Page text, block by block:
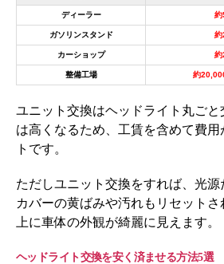
ディーラー 約
ガソリンスタンド 約
カーショップ 約
整備工場 約
ユニット交換はヘッドライト丸ご
は高くなるため、工賃を含めて費
トです。
ただしユニット交換をすれば、光
カバーの黄ばみや汚れもリセット
上に車体の外観が綺麗に見えます。
ヘッドライト交換を安く済ませる方法5選